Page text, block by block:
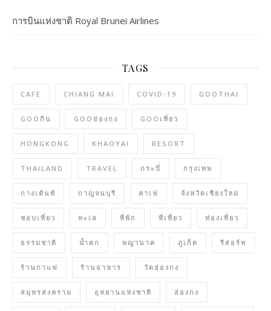
การบินแห่งชาติ Royal Brunei Airlines
TAGS
CAFE CHIANG MAI COVID-19 GOOTHAI
GOOกิน GOOฮ่องกง GOOเที่ยว
HONGKONG KHAOYAI RESORT
THAILAND TRAVEL กระบี่ กรุงเทพ
กางเต้นท์ กาญจนบุรี คาเฟ่ จังหวัดเชียงใหม่
ชอบเที่ยว ทะเล ที่พัก ที่เที่ยว ท่องเที่ยว
ธรรมชาติ น้ำตก พญานาค ภูเก็ต รีสอร์ท
ร้านกาแฟ ร้านอาหาร วัดฮ่องกง
สมุทรสงคราม อุทยานแห่งชาติ ฮ่องกง